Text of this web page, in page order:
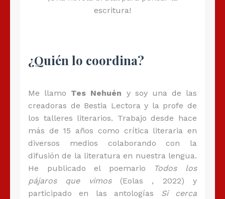
escritura!
¿Quién lo coordina?
Me llamo Tes Nehuén y soy una de las
creadoras de Bestia Lectora y la profe de
los talleres literarios. Trabajo desde hace
más de 15 años como crítica literaria en
diversos medios colaborando con la
difusión de la literatura en nuestra lengua.
He publicado el poemario
Todos los
pájaros que vimos(Eolas , 2022) y
participado en las antologías Si cerca